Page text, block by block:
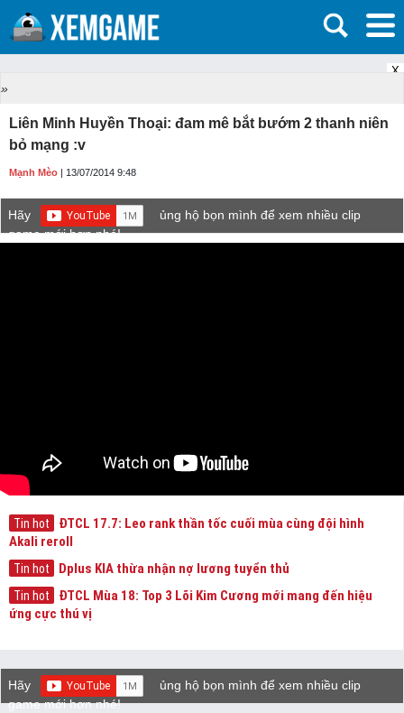
X
»
Liên Minh Huyền Thoại: đam mê bắt bướm 2 thanh niên
bỏ mạng :v
Mạnh Mèo | 13/07/2014 9:48
Hãy
ủng hộ bọn mình để xem nhiều clip
game mới hơn nhé!
Tin hot
ĐTCL 17.7: Leo rank thần tốc cuối mùa cùng đội hình
Akali reroll
Tin hot Dplus KIA thừa nhận nợ lương tuyển thủ
Tin hot
ĐTCL Mùa 18: Top 3 Lõi Kim Cương mới mang đến hiệu
ứng cực thú vị
Hãy
ủng hộ bọn mình để xem nhiều clip
game mới hơn nhé!